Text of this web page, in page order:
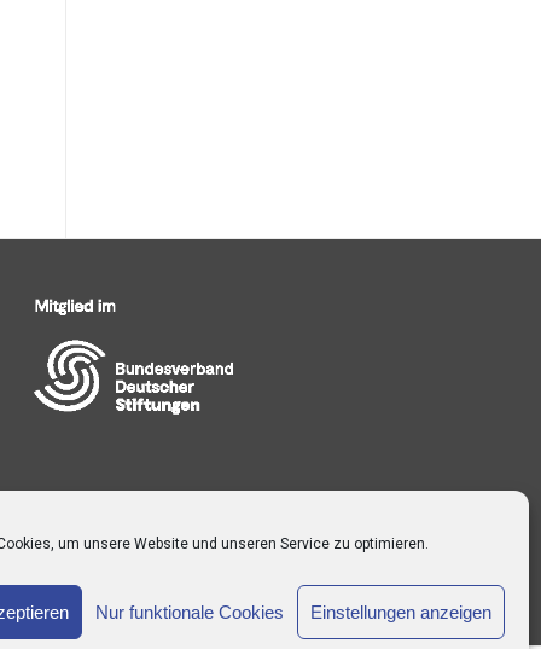
um unsere Website und unseren Service zu optimieren.
Nur funktionale Cookies Einstellungen anzeigen